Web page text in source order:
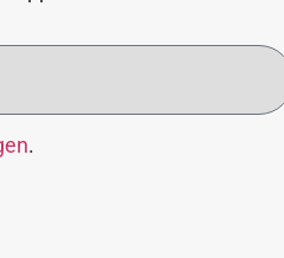
.